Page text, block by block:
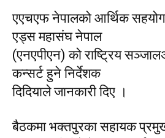
एएचएफ नेपालको आर्थिक सहयोग
एड्स महासंघ नेपाल
(एनएपीएन) को राष्ट्रिय
कन्सर्ट हुने निर्देशक
दिदियाले जानकारी दिए ।
बैठकमा भक्तपुरका सहायक